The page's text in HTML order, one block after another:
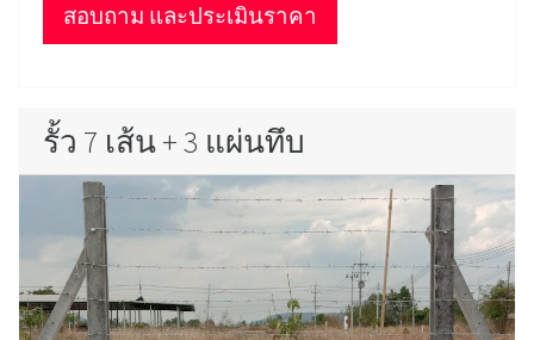
สอบถาม และประเมินราคา
รั้ว 7 เส้น + 3 แผ่นทึบ